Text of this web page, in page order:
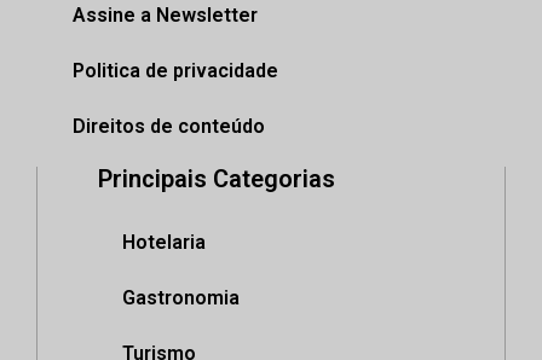
Assine a Newsletter
Politica de privacidade
Direitos de conteúdo
Principais Categorias
Hotelaria
Gastronomia
Turismo